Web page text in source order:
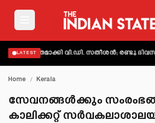
LATEST
വ്യക്തമാക്കി വി.ഡി. സതീശൻ; രണ്ടു ദിവസം
Home / Kerala
സേവനങ്ങൾക്കും
കാലിക്കറ്റ്